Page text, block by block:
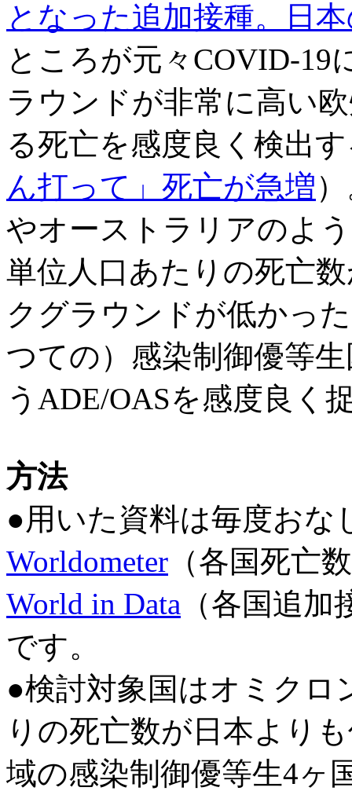
となった追加接種。日
ところが元々 COVID-19
ラウンドが非常に高い
る死亡を感度良く検出
ん打って」死亡が急増）
やオーストラリアのよ
単位人口あたりの死亡
クグラウンドが低かった
つての）感染制御優等
うADE/OASを感度良く
方法
●用いた資料は毎度おな
Worldometer （各国死亡
World in Data （各国追
です。
●検討対象国はオミクロ
りの死亡数が日本より
域の感染制御優等生4ヶ